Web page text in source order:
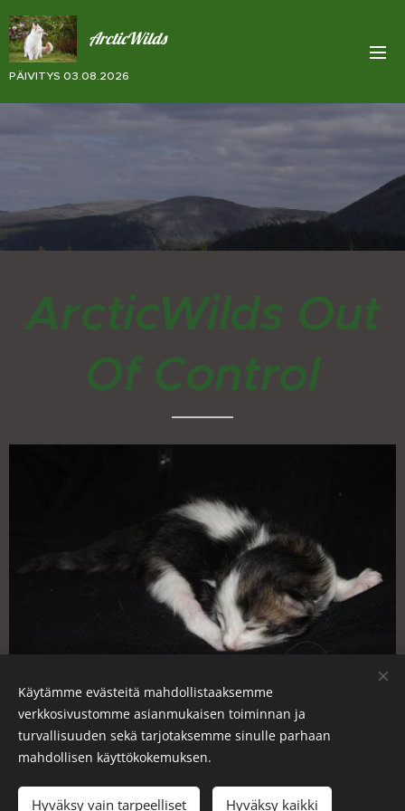
ArcticWilds
PÄIVITYS 03.08.2026
ArcticWilds Out
Of Control
Käytämme evästeitä mahdollistaaksemme
verkkosivustomme asianmukaisen toiminnan ja
turvallisuuden sekä tarjotaksemme sinulle parhaan
mahdollisen käyttökokemuksen.
Hyväksy vain tarpeelliset Hyväksy kaikki